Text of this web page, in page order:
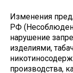
Изменения
РФ
нарушение
изделиями,
производства,